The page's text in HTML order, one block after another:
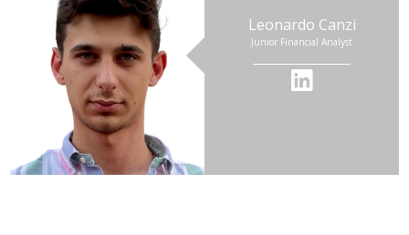
Leonardo Canzi
Junior Financial Analyst